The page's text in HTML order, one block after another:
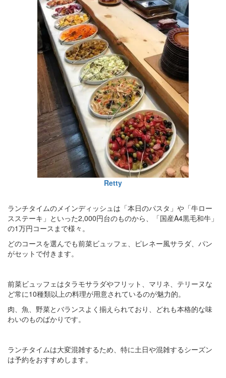
Retty
ランチタイムのメインディッシュは「本日のパスタ」や「牛ロー
スステーキ」といった2,000円台のものから、「国産A4黒毛和牛」
の1万円コースまで様々。
どのコースを選んでも前菜ビュッフェ、ピレネー風サラダ、パン
がセットで付きます。
前菜ビュッフェはタラモサラダやフリット、マリネ、テリーヌな
ど常に10種類以上の料理が用意されているのが魅力的。
肉、魚、野菜とバランスよく揃えられており、どれも本格的な味
わいのものばかりです。
ランチタイムは大変混雑するため、特に土日や混雑するシーズン
は予約をおすすめします。